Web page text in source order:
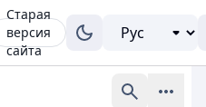
Старая
версия
сайта